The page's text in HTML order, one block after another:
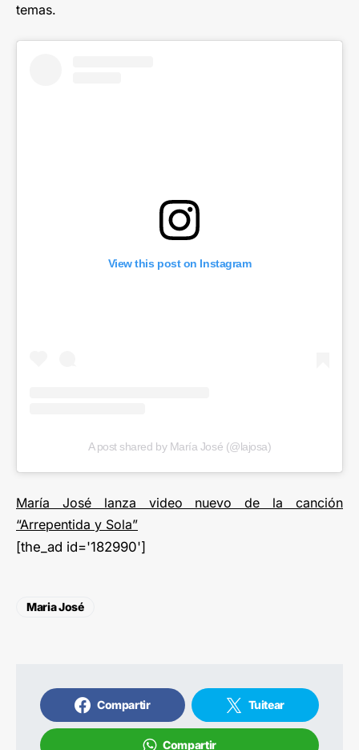
temas.
View this post on Instagram
A post shared by María José (@lajosa)
María José lanza video nuevo de la canción
“Arrepentida y Sola”
[the_ad id='182990']
Maria José
Compartir Tuitear
Compartir